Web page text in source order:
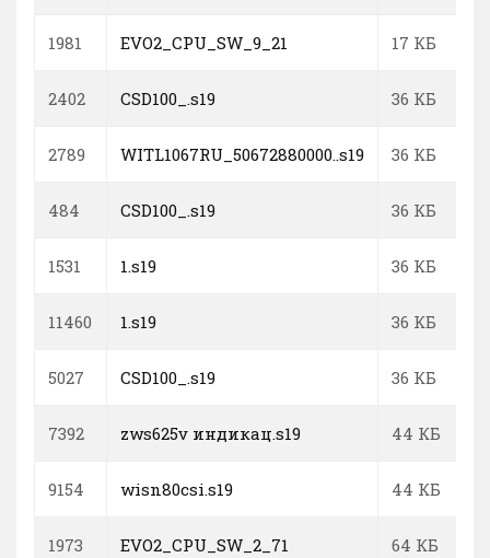
1981 EVO2_CPU_SW_9_21 17 КБ
2402 CSD100_.s19 36 КБ
2789 WITL1067RU_50672880000..s19 36 КБ
484 CSD100_.s19 36 КБ
1531 1.s19 36 КБ
11460 1.s19 36 КБ
5027 CSD100_.s19 36 КБ
7392 zws625v индикац.s19 44 КБ
9154 wisn80csi.s19 44 КБ
1973 EVO2_CPU_SW_2_71 64 КБ